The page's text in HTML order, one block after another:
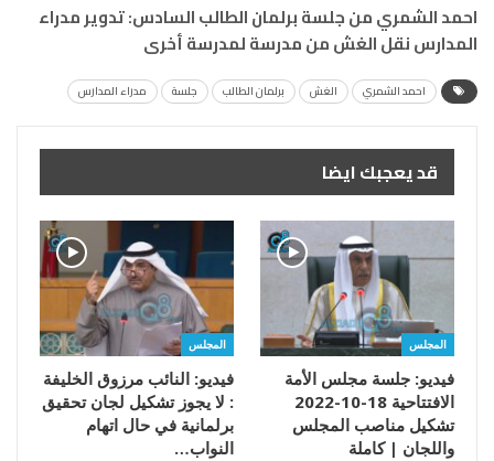
احمد الشمري من جلسة برلمان الطالب السادس: تدوير مدراء
المدارس نقل الغش من مدرسة لمدرسة أخرى
احمد الشمري الغش برلمان الطالب جلسة مدراء المدارس
قد يعجبك ايضا
المجلس
فيديو: جلسة مجلس الأمة
الافتتاحية 18-10-2022
تشكيل مناصب المجلس
واللجان | كاملة
المجلس
فيديو: النائب مرزوق الخليفة
: لا يجوز تشكيل لجان تحقيق
برلمانية في حال اتهام
النواب…